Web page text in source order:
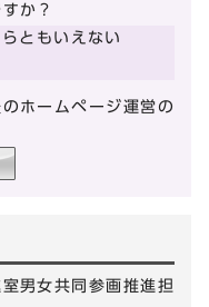
か？
ともいえない
ホームページ運営の
男女共同参画推進担